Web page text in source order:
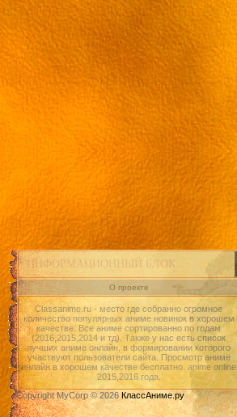
ИНФОРМАЦИОННЫЙ БЛОК
О проекте
Classanime.ru - место где собранно огромное
количество популярных аниме новинок в хорошем
качестве. Все аниме сортированно по годам
(2016,2015,2014 и тд). Также у нас есть список
лучших аниме онлайн, в формировании которого
участвуют пользователи сайта. Просмотр аниме
онлайн в хорошем качестве бесплатно. anime online
2015,2016 года.
Copyright MyCorp © 2026КлассАниме.ру